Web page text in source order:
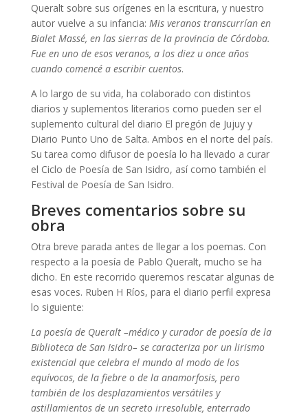
Queralt sobre sus orígenes en la escritura, y nuestro
autor vuelve a su infancia: Mis veranos transcurrían en
Bialet Massé, en las sierras de la provincia de Córdoba.
Fue en uno de esos veranos, a los diez u once años
cuando comencé a escribir cuentos.
A lo largo de su vida, ha colaborado con distintos
diarios y suplementos literarios como pueden ser el
suplemento cultural del diario El pregón de Jujuy y
Diario Punto Uno de Salta. Ambos en el norte del país.
Su tarea como difusor de poesía lo ha llevado a curar
el Ciclo de Poesía de San Isidro, así como también el
Festival de Poesía de San Isidro.
Breves comentarios sobre su
obra
Otra breve parada antes de llegar a los poemas. Con
respecto a la poesía de Pablo Queralt, mucho se ha
dicho. En este recorrido queremos rescatar algunas de
esas voces. Ruben H Ríos, para el diario perfil expresa
lo siguiente:
La poesía de Queralt –médico y curador de poesía de la
Biblioteca de San Isidro– se caracteriza por un lirismo
existencial que celebra el mundo al modo de los
equívocos, de la fiebre o de la anamorfosis, pero
también de los desplazamientos versátiles y
astillamientos de un secreto irresoluble, enterrado